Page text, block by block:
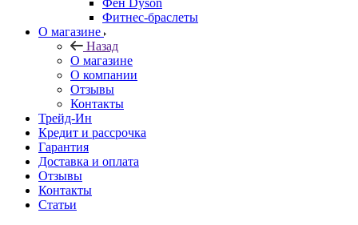
Фен Dyson
Фитнес-браслеты
О магазине
Назад
О магазине
О компании
Отзывы
Контакты
Трейд-Ин
Кредит и рассрочка
Гарантия
Доставка и оплата
Отзывы
Контакты
Статьи